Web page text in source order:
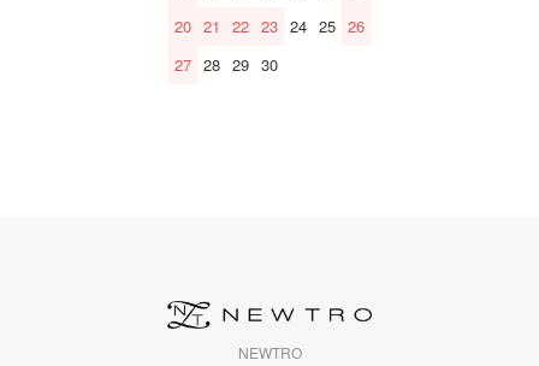
20 21 22 23 24 25 26
27 28 29 30
NEWTRO